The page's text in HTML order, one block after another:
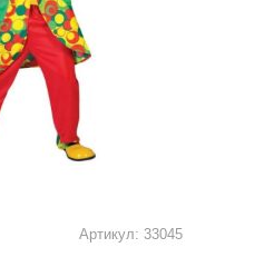
Артикул: 33045